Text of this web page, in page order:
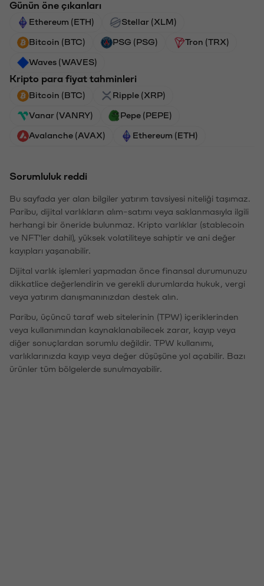
Günün öne çıkanları
Ethereum (ETH) Stellar (XLM)
Bitcoin (BTC) PSG (PSG) Tron (TRX)
Waves (WAVES)
Kripto para fiyat tahminleri
Bitcoin (BTC) Ripple (XRP)
Vanar (VANRY) Pepe (PEPE)
Avalanche (AVAX) Ethereum (ETH)
Sorumluluk reddi
Bu sayfada yer alan bilgiler yatırım tavsiyesi niteliği taşımaz.
Paribu, dijital varlıkların alım-satımı veya saklanmasıyla ilgili
herhangi bir öneride bulunmaz. Kripto varlıklar (stablecoin
ve NFT'ler dahil), yüksek volatiliteye sahiptir ve ani değer
kayıpları yaşanabilir.
Dijital varlık işlemleri yapmadan önce finansal durumunuzu
dikkatlice değerlendirin ve gerekli durumlarda hukuk, vergi
veya yatırım danışmanınızdan destek alın.
Paribu, üçüncü taraf web sitelerinin (TPW) içeriklerinden
veya kullanımından kaynaklanabilecek zarar, kayıp veya
diğer sonuçlardan sorumlu değildir. TPW kullanımı,
varlıklarınızda kayıp veya değer düşüşüne yol açabilir. Bazı
ürünler tüm bölgelerde sunulmayabilir.